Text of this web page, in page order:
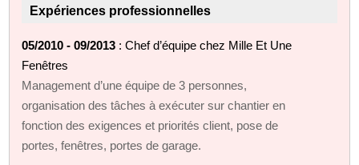
Expériences professionnelles
05/2010 - 09/2013 : Chef d’équipe chez Mille Et Une
Fenêtres
Management d’une équipe de 3 personnes,
organisation des tâches à exécuter sur chantier en
fonction des exigences et priorités client, pose de
portes, fenêtres, portes de garage.